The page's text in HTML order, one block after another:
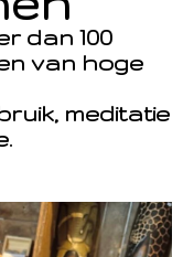
dan 100
van hoge
meditatie